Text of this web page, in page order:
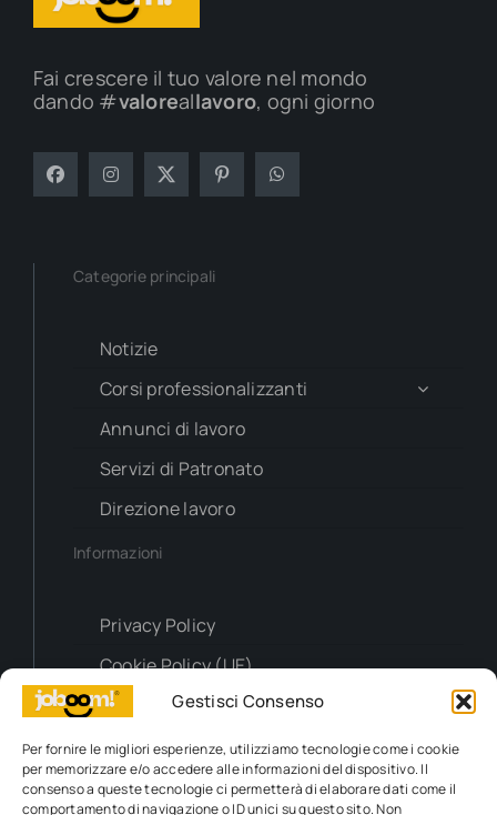
Gestisci Consenso
Per fornire le migliori esperienze, utilizziamo tecnologie come i cookie
per memorizzare e/o accedere alle informazioni del dispositivo. Il
consenso a queste tecnologie ci permetterà di elaborare dati come il
comportamento di navigazione o ID unici su questo sito. Non
Fai crescere il tuo valore nel mondo
dando #valoreallavoro, ogni giorno
Categorie principali
Notizie
Corsi professionalizzanti
Annunci di lavoro
Servizi di Patronato
Direzione lavoro
Informazioni
Privacy Policy
Cookie Policy (UE)
Contatti
Richiesta info